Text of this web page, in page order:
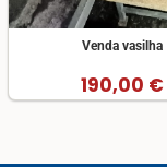
Venda vasilha
190,00 €